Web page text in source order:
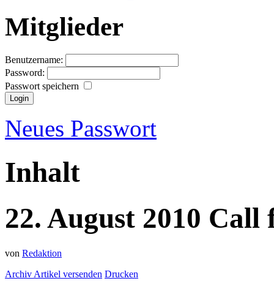
Mitglieder
Benutzername:
Password:
Passwort speichern
Neues Passwort
Inhalt
22. August 2010 Call
von Redaktion
Archiv Artikel versenden Drucken